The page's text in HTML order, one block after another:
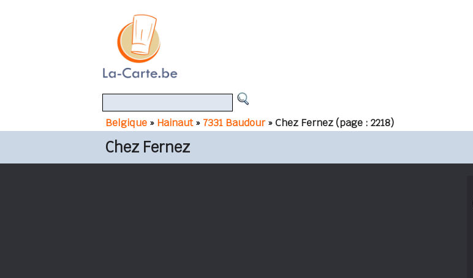
Belgique » Hainaut» 7331 Baudour » Chez Fernez(page : 2218)
Chez Fernez